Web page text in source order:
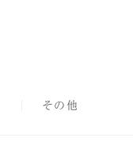
その他